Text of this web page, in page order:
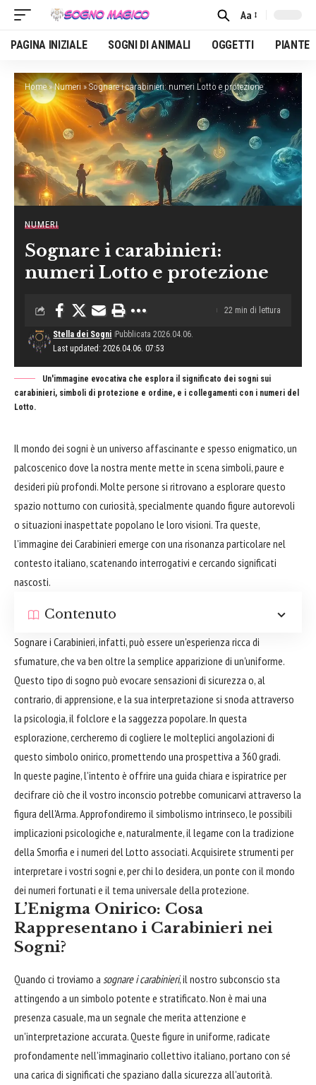
Font
Resizer
Aa
PAGINA INIZIALE SOGNI DI ANIMALI OGGETTI PIANTE
Home»Numeri» Sognare i carabinieri: numeri Lotto e protezione
NUMERI
Sognare i carabinieri:
numeri Lotto e protezione
Last updated: 2026.04.06. 07:53
Stella dei Sogni Pubblicata 2026.04.06.
22 min di lettura
Un'immagine evocativa che esplora il significato dei sogni sui
carabinieri, simboli di protezione e ordine, e i collegamenti con i numeri del
Lotto.
Il mondo dei sogni è un universo affascinante e spesso enigmatico, un
palcoscenico dove la nostra mente mette in scena simboli, paure e
desideri più profondi. Molte persone si ritrovano a esplorare questo
spazio notturno con curiosità, specialmente quando figure autorevoli
o situazioni inaspettate popolano le loro visioni. Tra queste,
l'immagine dei Carabinieri emerge con una risonanza particolare nel
contesto italiano, scatenando interrogativi e cercando significati
nascosti.
Contenuto
Sognare i Carabinieri, infatti, può essere un'esperienza ricca di
sfumature, che va ben oltre la semplice apparizione di un'uniforme.
Questo tipo di sogno può evocare sensazioni di sicurezza o, al
contrario, di apprensione, e la sua interpretazione si snoda attraverso
la psicologia, il folclore e la saggezza popolare. In questa
esplorazione, cercheremo di cogliere le molteplici angolazioni di
questo simbolo onirico, promettendo una prospettiva a 360 gradi.
In queste pagine, l'intento è offrire una guida chiara e ispiratrice per
decifrare ciò che il vostro inconscio potrebbe comunicarvi attraverso la
figura dell'Arma. Approfondiremo il simbolismo intrinseco, le possibili
implicazioni psicologiche e, naturalmente, il legame con la tradizione
della Smorfia e i numeri del Lotto associati. Acquisirete strumenti per
interpretare i vostri sogni e, per chi lo desidera, un ponte con il mondo
dei numeri fortunati e il tema universale della protezione.
L’Enigma Onirico: Cosa
Rappresentano i Carabinieri nei
Sogni?
Quando ci troviamo a sognare i carabinieri, il nostro subconscio sta
attingendo a un simbolo potente e stratificato. Non è mai una
presenza casuale, ma un segnale che merita attenzione e
un'interpretazione accurata. Queste figure in uniforme, radicate
profondamente nell'immaginario collettivo italiano, portano con sé
una carica di significati che spaziano dalla sicurezza all'autorità.